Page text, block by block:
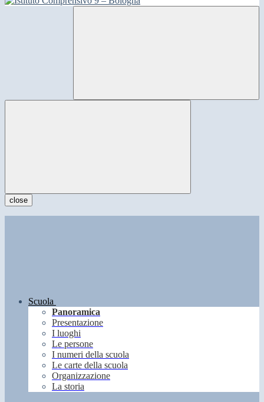
close
Scuola
Panoramica
Presentazione
I luoghi
Le persone
I numeri della scuola
Le carte della scuola
Organizzazione
La storia